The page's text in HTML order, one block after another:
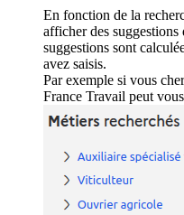
En fonction de la
afficher des
suggestions sont
avez saisis.
Par exemple si vous
France Travail peut